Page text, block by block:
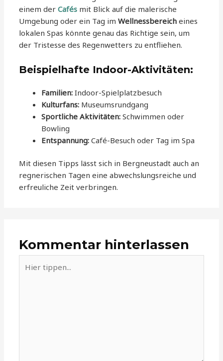
einem derCafés mit Blick auf die malerische
Umgebung oder ein Tag imWellnessbereich eines
lokalen Spas könnte genau das Richtige sein, um
der Tristesse des Regenwetters zu entfliehen.
Beispielhafte Indoor-Aktivitäten:
Familien: Indoor-Spielplatzbesuch
Kulturfans: Museumsrundgang
Sportliche Aktivitäten: Schwimmen oder
Bowling
Entspannung: Café-Besuch oder Tag im Spa
Mit diesen Tipps lässt sich in Bergneustadt auch an
regnerischen Tagen eine abwechslungsreiche und
erfreuliche Zeit verbringen.
Kommentar hinterlassen
tippen...